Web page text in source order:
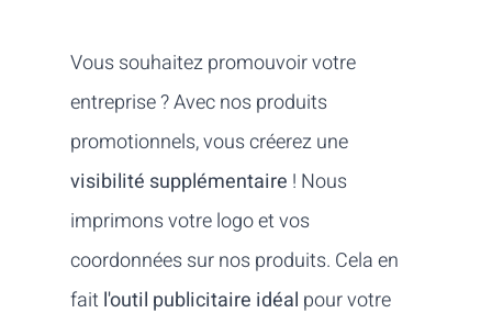
Vous souhaitez promouvoir votre
entreprise ? Avec nos produits
promotionnels, vous créerez une
visibilité supplémentaire ! Nous
imprimons votre logo et vos
coordonnées sur nos produits. Cela en
faitl'outil publicitaire idéal pour votre